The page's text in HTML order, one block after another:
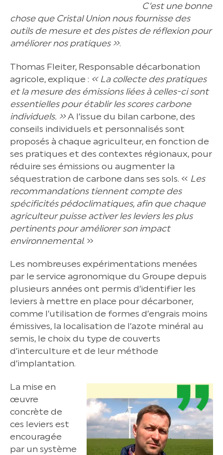
C’est une bonne
chose que Cristal Union nous fournisse des
outils de mesure et des pistes de réflexion pour
améliorer nos pratiques ».
Thomas Fleiter, Responsable décarbonation
agricole, explique : « La collecte des pratiques
et la mesure des émissions liées à celles-ci sont
essentielles pour établir les scores carbone
individuels. »A l’issue du bilan carbone, des
conseils individuels et personnalisés sont
proposés à chaque agriculteur, en fonction de
ses pratiques et des contextes régionaux, pour
réduire ses émissions ou augmenter la
séquestration de carbone dans ses sols. « Les
recommandations tiennent compte des
spécificités pédoclimatiques, afin que chaque
agriculteur puisse activer les leviers les plus
pertinents pour améliorer son impact
environnemental. »
Les nombreuses expérimentations menées
par le service agronomique du Groupe depuis
plusieurs années ont permis d’identifier les
leviers à mettre en place pour décarboner,
comme l’utilisation de formes d’engrais moins
émissives, la localisation de l’azote minéral au
semis, le choix du type de couverts
d’interculture et de leur méthode
d’implantation.
La mise en
œuvre
concrète de
ces leviers est
encouragée
par un système